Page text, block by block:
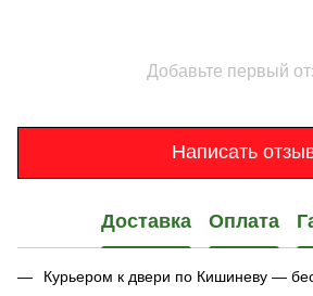
Добавьте первый
Написать
Доставка Оплата
Курьером к двери по Кишиневу —